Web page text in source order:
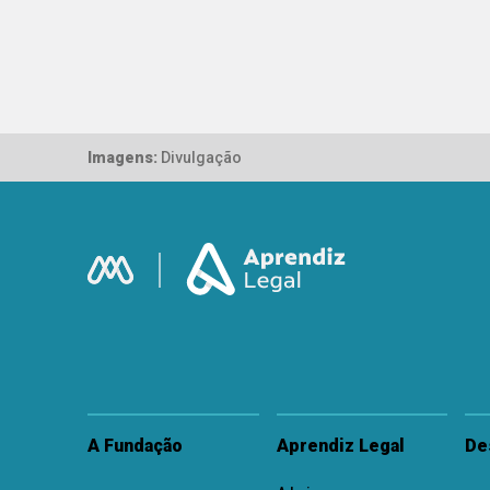
Imagens: Divulgação
A Fundação Aprendiz Legal